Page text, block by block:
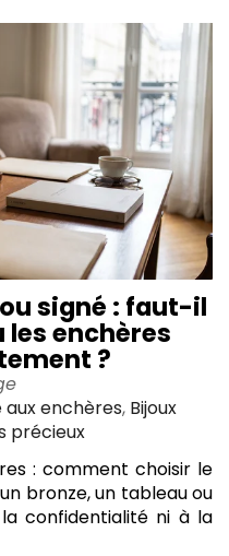
signé : faut-il
enchères
?
aux enchères, Bijoux
précieux
: comment choisir le
bronze, un tableau ou
confidentialité ni à la